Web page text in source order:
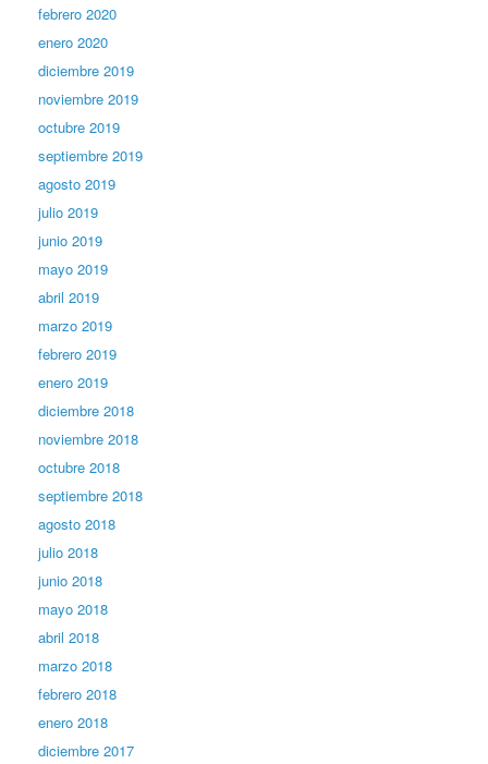
febrero 2020
enero 2020
diciembre 2019
noviembre 2019
octubre 2019
septiembre 2019
agosto 2019
julio 2019
junio 2019
mayo 2019
abril 2019
marzo 2019
febrero 2019
enero 2019
diciembre 2018
noviembre 2018
octubre 2018
septiembre 2018
agosto 2018
julio 2018
junio 2018
mayo 2018
abril 2018
marzo 2018
febrero 2018
enero 2018
diciembre 2017